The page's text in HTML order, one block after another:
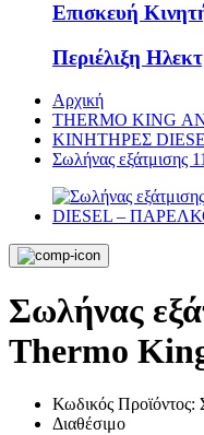
Επισκευή
Περιέλιξη
Αρχική
THERMO KING
KΙΝΗΤΗΡΕΣ
Σωλήνας εξάτμισης
Σωλήνας
Thermo
Κωδικός Προϊόντος:
Διαθέσιμο